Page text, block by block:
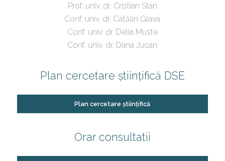
Prof. univ. dr. Cristian Stan
Conf. univ. dr. Cătălin Glava
Conf. univ. dr. Delia Muste
Conf. univ. dr. Dana Jucan
Plan cercetare științifică DSE
Plan cercetare științifică
Orar consultatii